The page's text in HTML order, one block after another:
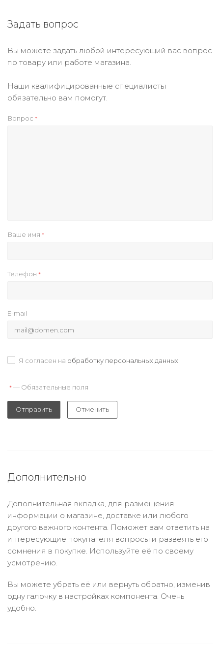
Задать вопрос
Вы можете задать любой интересующий вас вопрос
по товару или работе магазина.
Наши квалифицированные специалисты
обязательно вам помогут.
Вопрос *
Ваше имя *
Телефон *
E-mail
Я согласен на обработку персональных данных
* — Обязательные поля
Отправить Отменить
Дополнительно
Дополнительная вкладка, для размещения
информации о магазине, доставке или любого
другого важного контента. Поможет вам ответить на
интересующие покупателя вопросы и развеять его
сомнения в покупке. Используйте её по своему
усмотрению.
Вы можете убрать её или вернуть обратно, изменив
одну галочку в настройках компонента. Очень
удобно.